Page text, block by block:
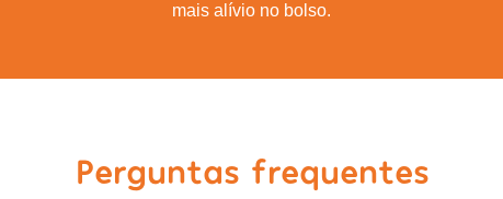
mais alívio no bolso.
Perguntas frequentes